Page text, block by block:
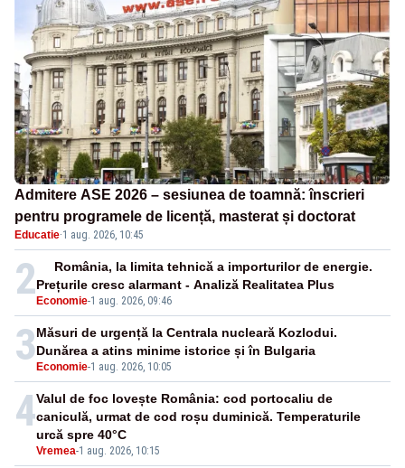
Admitere ASE 2026 – sesiunea de toamnă: înscrieri
pentru programele de licență, masterat și doctorat
Educatie·1 aug. 2026, 10:45
2 Economie-1 aug. 2026, 09:46
România, la limita tehnică a importurilor de energie.
Prețurile cresc alarmant - Analiză Realitatea Plus
3 Economie-1 aug. 2026, 10:05
Măsuri de urgență la Centrala nucleară Kozlodui.
Dunărea a atins minime istorice și în Bulgaria
4
Vremea-1 aug. 2026, 10:15
Valul de foc lovește România: cod portocaliu de
caniculă, urmat de cod roșu duminică. Temperaturile
urcă spre 40°C